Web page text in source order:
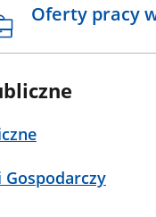
Oferty pracy